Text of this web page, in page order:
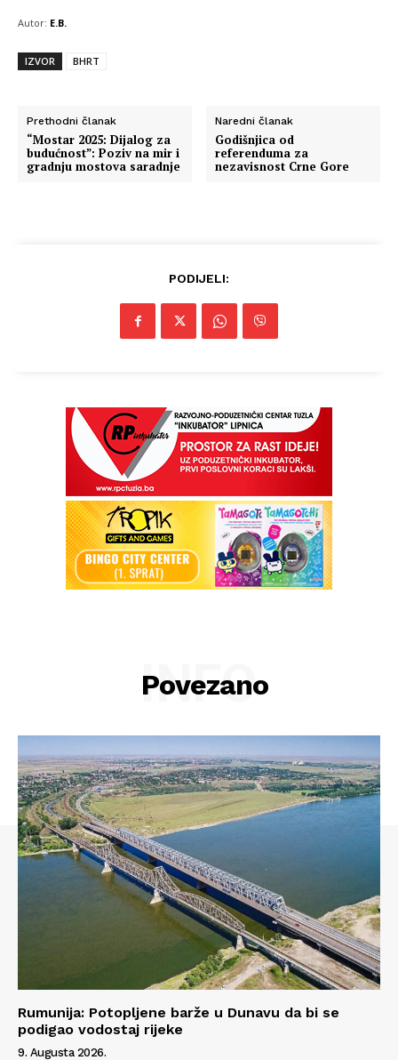
Autor: E.B.
IZVOR BHRT
Prethodni članak
“Mostar 2025: Dijalog za
budućnost”: Poziv na mir i
gradnju mostova saradnje
Naredni članak
Godišnjica od
referenduma za
nezavisnost Crne Gore
PODIJELI:
Povezano
INFO
Rumunija: Potopljene barže u Dunavu da bi se
podigao vodostaj rijeke
9. Augusta 2026.